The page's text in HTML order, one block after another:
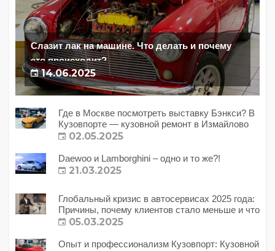
Слазит лак на машине. Что делать и почему
это происходит?
14.06.2025
Где в Москве посмотреть выставку Бэнкси? В
Кузовпорте — кузовной ремонт в Измайлово
02.05.2025
Daewoo и Lamborghini – одно и то же?!
21.03.2025
Глобальный кризис в автосервисах 2025 года:
Причины, почему клиентов стало меньше и что
с этим делать?
05.03.2025
Опыт и профессионализм Кузовпорт: Кузовной